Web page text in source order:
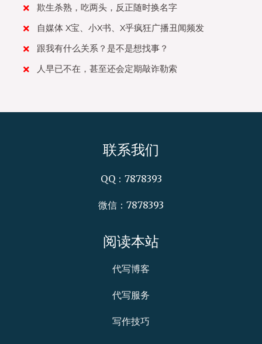
欺生杀熟，吃两头，反正随时换名字
自媒体 X宝、小X书、X乎疯狂广播丑闻频发
跟我有什么关系？是不是想找事？
人早已不在，甚至还会定期敲诈勒索
联系我们
QQ：7878393
微信：7878393
阅读本站
代写博客
代写服务
写作技巧